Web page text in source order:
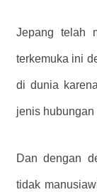
Jepang telah
terkemuka ini
di dunia
jenis
Dan dengan
tidak